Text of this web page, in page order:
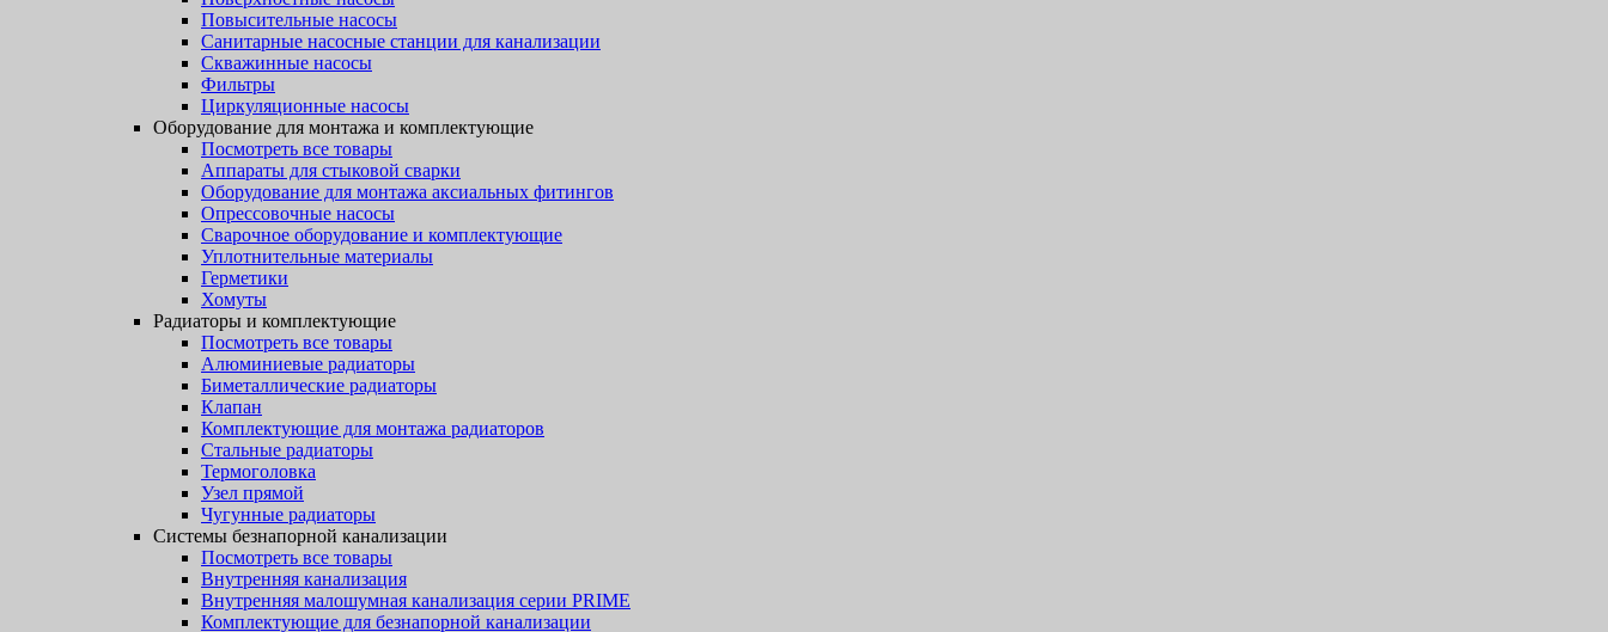
Повысительные насосы
Санитарные насосные станции для канализации
Скважинные насосы
Фильтры
Циркуляционные насосы
Оборудование для монтажа и комплектующие
Посмотреть все товары
Аппараты для стыковой сварки
Оборудование для монтажа аксиальных фитингов
Опрессовочные насосы
Сварочное оборудование и комплектующие
Уплотнительные материалы
Герметики
Хомуты
Радиаторы и комплектующие
Посмотреть все товары
Алюминиевые радиаторы
Биметаллические радиаторы
Клапан
Комплектующие для монтажа радиаторов
Стальные радиаторы
Термоголовка
Узел прямой
Чугунные радиаторы
Системы безнапорной канализации
Посмотреть все товары
Внутренняя канализация
Внутренняя малошумная канализация серии PRIME
Комплектующие для безнапорной канализации